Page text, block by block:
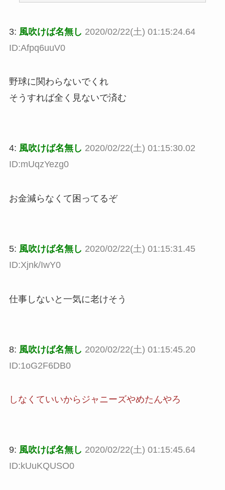
3: 風吹けば名無し 2020/02/22(土) 01:15:24.64
ID:Afpq6uuV0
野球に関わらないでくれ
そうすれば全く見ないで済む
4: 風吹けば名無し 2020/02/22(土) 01:15:30.02
ID:mUqzYezg0
お金減らなくて困ってるぞ
5: 風吹けば名無し 2020/02/22(土) 01:15:31.45
ID:Xjnk/IwY0
仕事しないと一気に老けそう
8: 風吹けば名無し 2020/02/22(土) 01:15:45.20
ID:1oG2F6DB0
しなくていいからジャニーズやめたんやろ
9: 風吹けば名無し 2020/02/22(土) 01:15:45.64
ID:kUuKQUSO0